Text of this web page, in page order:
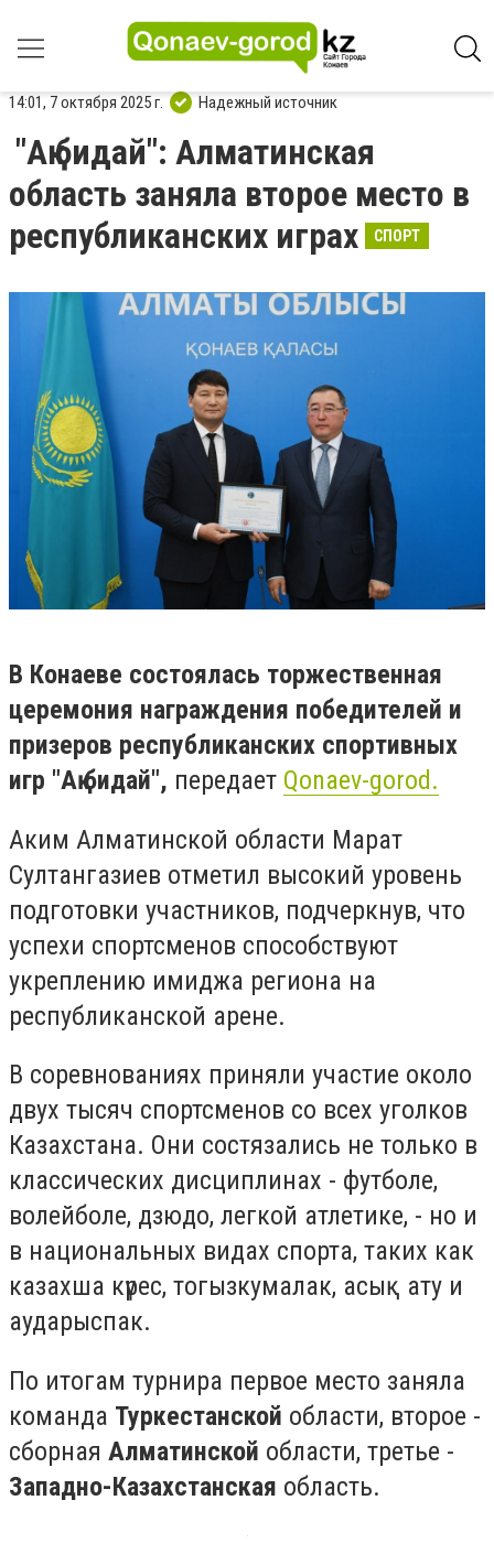
14:01, 7 октября 2025 г. Надежный источник
"Ақ бидай": Алматинская
область заняла второе место в
республиканских играх
СПОРТ
В Конаеве состоялась торжественная
церемония награждения победителей и
призеров республиканских спортивных
игр "Ақ бидай", передает Qonaev-gorod.
Аким Алматинской области Марат
Султангазиев отметил высокий уровень
подготовки участников, подчеркнув, что
успехи спортсменов способствуют
укреплению имиджа региона на
республиканской арене.
В соревнованиях приняли участие около
двух тысяч спортсменов со всех уголков
Казахстана. Они состязались не только в
классических дисциплинах - футболе,
волейболе, дзюдо, легкой атлетике, - но и
в национальных видах спорта, таких как
казахша күрес, тогызкумалак, асық ату и
аударыспак.
По итогам турнира первое место заняла
команда Туркестанской области, второе -
сборная Алматинской области, третье -
Западно-Казахстанская область.